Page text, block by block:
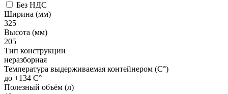
Без НДС
Ширина (мм)
325
Высота (мм)
205
Тип конструкции
неразборная
Температура выдерживаемая контейнером (C°)
до +134 C°
Полезный объём (л)